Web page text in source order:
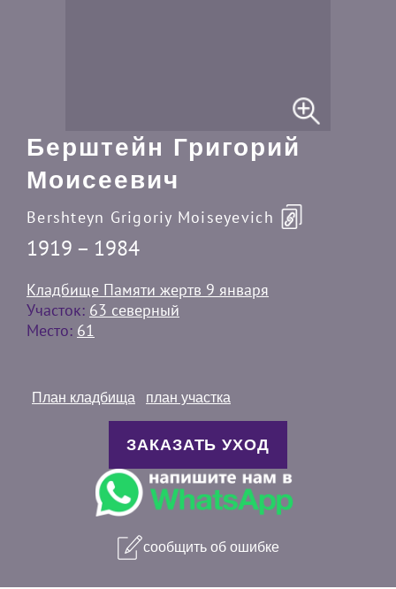
Берштейн Григорий
Моисеевич
Bershteyn Grigoriy Moiseyevich
1919 – 1984
Кладбище Памяти жертв 9 января
Участок: 63 северный
Место: 61
План кладбища план участка
ЗАКАЗАТЬ УХОД
сообщить об ошибке